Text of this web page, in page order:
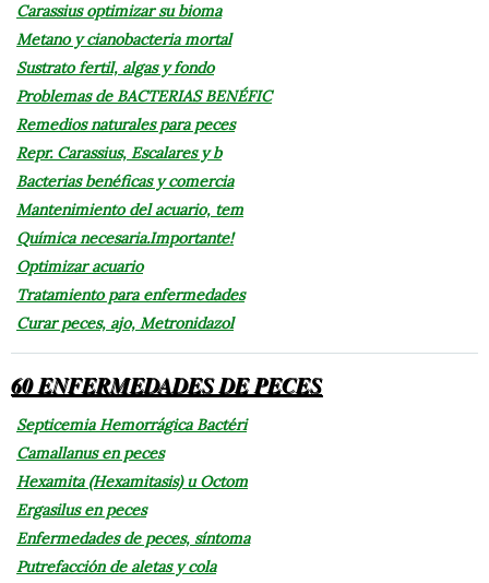
Carassius optimizar su bioma
Metano y cianobacteria mortal
Sustrato fertil, algas y fondo
Problemas de BACTERIAS BENÉFIC
Remedios naturales para peces
Repr. Carassius, Escalares y b
Bacterias benéficas y comercia
Mantenimiento del acuario, tem
Química necesaria.Importante!
Optimizar acuario
Tratamiento para enfermedades
Curar peces, ajo, Metronidazol
60 ENFERMEDADES DE PECES
Septicemia Hemorrágica Bactéri
Camallanus en peces
Hexamita (Hexamitasis) u Octom
Ergasilus en peces
Enfermedades de peces, síntoma
Putrefacción de aletas y cola